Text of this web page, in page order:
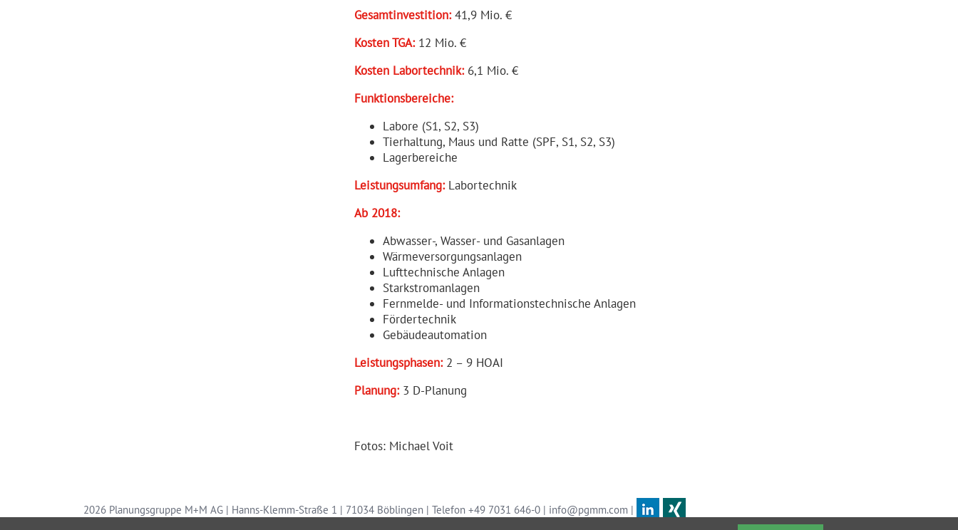
Gesamt­in­ves­tition:41,9 Mio. €
Kosten TGA: 12 Mio. €
Kosten Labortechnik: 6,1 Mio. €
Funkti­ons­be­reiche:
Labore (S1, S2, S3)
Tierhaltung, Maus und Ratte (SPF, S1, S2, S3)
Lagerbereiche
Leistungs­umfang: Labortechnik
Ab 2018:
Abwasser-, Wasser- und Gasanlagen
Wärmeversorgungsanlagen
Lufttechnische Anlagen
Starkstromanlagen
Fernmelde- und Informationstechnische Anlagen
Fördertechnik
Gebäudeautomation
Leistungs­phasen: 2 – 9 HOAI
Planung: 3 D-Planung
Fotos: Michael Voit
2026 Planungsgruppe M+M AG | Hanns-Klemm-Straße 1 | 71034 Böblingen | Telefon +49 7031 646-0 | info@pgmm.com |